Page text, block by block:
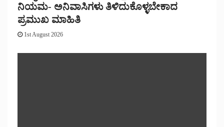
ನಿಯಮ- ಅನಿವಾಸಿಗಳು ತಿಳಿದುಕೊಳ್ಳಬೇಕಾದ
ಪ್ರಮುಖ ಮಾಹಿತಿ
1st August 2026